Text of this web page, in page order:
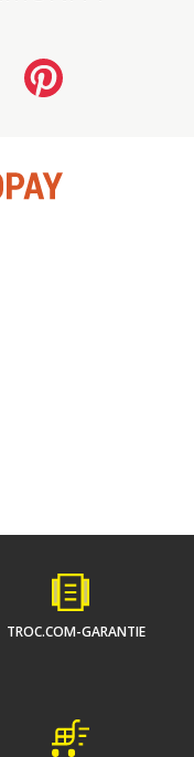
TROC.COM-GARANTIE